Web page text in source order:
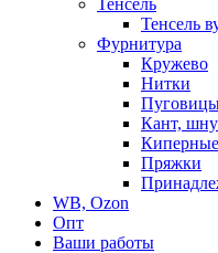
Тенсель
Тенсель
Фурнитура
Кружево
Нитки
Кант,
Пряжки
WB, Ozon
Опт
Ваши работы